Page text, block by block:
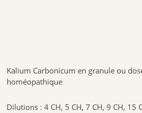
Kalium Carbonicum en granule ou
homéopathique
Dilutions : 4 CH, 5 CH, 7 CH, 9 CH, 15